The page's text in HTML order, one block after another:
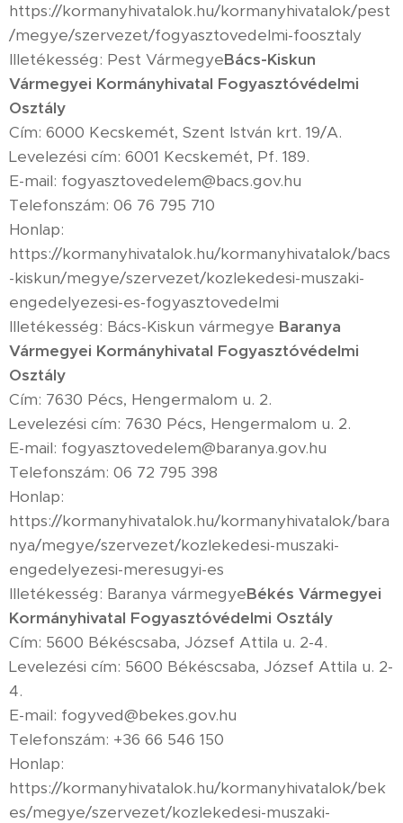
https://kormanyhivatalok.hu/kormanyhivatalok/pest
/megye/szervezet/fogyasztovedelmi-foosztaly
Illetékesség: Pest VármegyeBács-Kiskun
Vármegyei Kormányhivatal Fogyasztóvédelmi
Osztály
Cím: 6000 Kecskemét, Szent István krt. 19/A.
Levelezési cím: 6001 Kecskemét, Pf. 189.
E-mail: fogyasztovedelem@bacs.gov.hu
Telefonszám: 06 76 795 710
Honlap:
https://kormanyhivatalok.hu/kormanyhivatalok/bacs
-kiskun/megye/szervezet/kozlekedesi-muszaki-
engedelyezesi-es-fogyasztovedelmi
Illetékesség: Bács-Kiskun vármegye Baranya
Vármegyei Kormányhivatal Fogyasztóvédelmi
Osztály
Cím: 7630 Pécs, Hengermalom u. 2.
Levelezési cím: 7630 Pécs, Hengermalom u. 2.
E-mail: fogyasztovedelem@baranya.gov.hu
Telefonszám: 06 72 795 398
Honlap:
https://kormanyhivatalok.hu/kormanyhivatalok/bara
nya/megye/szervezet/kozlekedesi-muszaki-
engedelyezesi-meresugyi-es
Illetékesség: Baranya vármegyeBékés Vármegyei
Kormányhivatal Fogyasztóvédelmi Osztály
Cím: 5600 Békéscsaba, József Attila u. 2-4.
Levelezési cím: 5600 Békéscsaba, József Attila u. 2-
4.
E-mail: fogyved@bekes.gov.hu
Telefonszám: +36 66 546 150
Honlap:
https://kormanyhivatalok.hu/kormanyhivatalok/bek
es/megye/szervezet/kozlekedesi-muszaki-